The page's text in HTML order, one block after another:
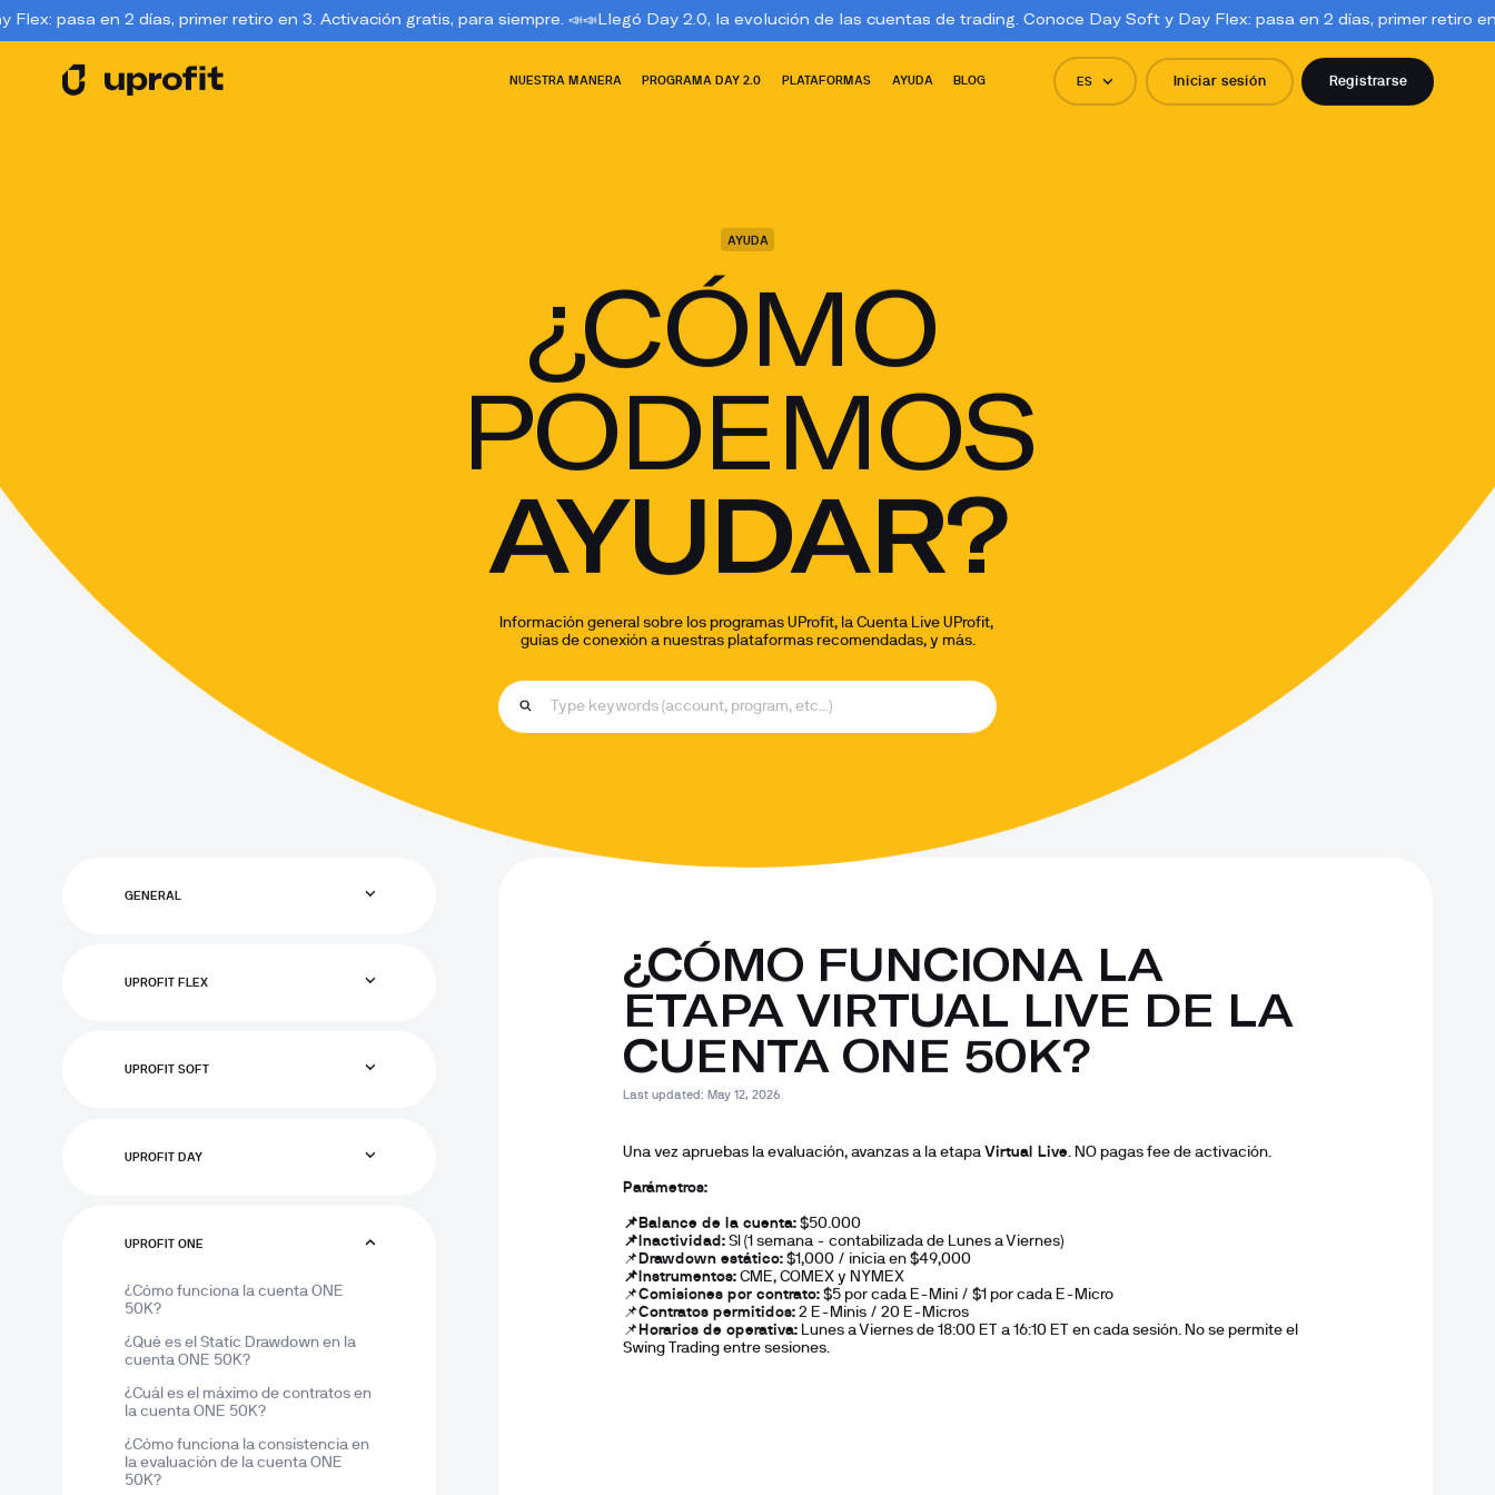
días, primer retiro en 3. Activación gratis, para siempre. 📣📣Llegó Day 2.0, la evolución de las cuentas de trading. Conoce Day Soft y Day Flex: pasa en 2 días, primer retiro en 3. Activación
NUESTRA MANERA PROGRAMA DAY 2.0 PLATAFORMAS AYUDA BLOG ES Iniciar sesión Registrarse
AYUDA
¿CÓMO
PODEMOS
AYUDAR?
Información general sobre los programas UProfit, la Cuenta Live UProfit,
guías de conexión a nuestras plataformas recomendadas, y más.
GENERAL
UPROFIT FLEX
UPROFIT SOFT
UPROFIT DAY
UPROFIT ONE
¿Cómo funciona la cuenta ONE
50K?
¿Qué es el Static Drawdown en la
cuenta ONE 50K?
¿Cuál es el máximo de contratos en
la cuenta ONE 50K?
¿Cómo funciona la consistencia en
la evaluación de la cuenta ONE
50K?
¿CÓMO FUNCIONA LA
ETAPA VIRTUAL LIVE DE LA
CUENTA ONE 50K?
Last updated: May 12, 2026
Una vez apruebas la evaluación, avanzas a la etapa Virtual Live. NO pagas fee de activación.
Parámetros:
📌Balance de la cuenta: $50.000
📌Inactividad: SI (1 semana - contabilizada de Lunes a Viernes)
📌Drawdown estático: $1,000 / inicia en $49,000
📌Instrumentos: CME, COMEX y NYMEX
📌Comisiones por contrato: $5 por cada E-Mini / $1 por cada E-Micro
📌Contratos permitidos: 2 E-Minis / 20 E-Micros
📌Horarios de operativa: Lunes a Viernes de 18:00 ET a 16:10 ET en cada sesión. No se permite el
Swing Trading entre sesiones.